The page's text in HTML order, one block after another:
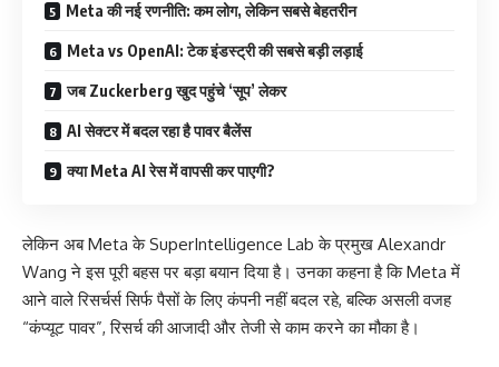
Meta की नई रणनीति: कम लोग, लेकिन सबसे बेहतरीन
Meta vs OpenAI: टेक इंडस्ट्री की सबसे बड़ी लड़ाई
जब Zuckerberg खुद पहुंचे ‘सूप’ लेकर
AI सेक्टर में बदल रहा है पावर बैलेंस
क्या Meta AI रेस में वापसी कर पाएगी?
लेकिन अब Meta के SuperIntelligence Lab के प्रमुख Alexandr
Wang ने इस पूरी बहस पर बड़ा बयान दिया है। उनका कहना है कि Meta में
आने वाले रिसर्चर्स सिर्फ पैसों के लिए कंपनी नहीं बदल रहे, बल्कि असली वजह
“कंप्यूट पावर”, रिसर्च की आजादी और तेजी से काम करने का मौका है।